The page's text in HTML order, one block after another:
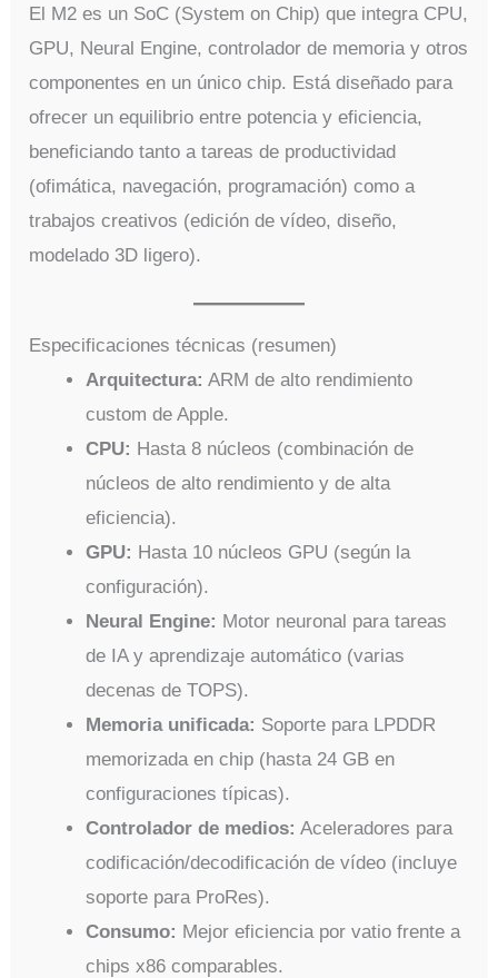
El M2 es un SoC (System on Chip) que integra CPU,
GPU, Neural Engine, controlador de memoria y otros
componentes en un único chip. Está diseñado para
ofrecer un equilibrio entre potencia y eficiencia,
beneficiando tanto a tareas de productividad
(ofimática, navegación, programación) como a
trabajos creativos (edición de vídeo, diseño,
modelado 3D ligero).
Especificaciones técnicas (resumen)
Arquitectura: ARM de alto rendimiento
custom de Apple.
CPU: Hasta 8 núcleos (combinación de
núcleos de alto rendimiento y de alta
eficiencia).
GPU: Hasta 10 núcleos GPU (según la
configuración).
Neural Engine: Motor neuronal para tareas
de IA y aprendizaje automático (varias
decenas de TOPS).
Memoria unificada: Soporte para LPDDR
memorizada en chip (hasta 24 GB en
configuraciones típicas).
Controlador de medios: Aceleradores para
codificación/decodificación de vídeo (incluye
soporte para ProRes).
Consumo: Mejor eficiencia por vatio frente a
chips x86 comparables.